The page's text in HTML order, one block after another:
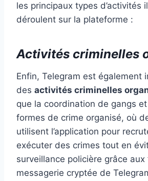
les principaux types d’activités
déroulent sur la plateforme :
Activités criminelles
Enfin, Telegram est également
des activités criminelles
que la coordination de gangs et
formes de crime organisé, où
utilisent l’application pour
exécuter des crimes tout en
surveillance policière grâce
messagerie cryptée de